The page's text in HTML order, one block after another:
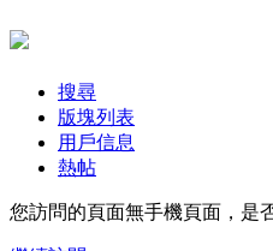
搜尋
版塊列表
用戶信息
熱帖
您訪問的頁面無手機頁面，是